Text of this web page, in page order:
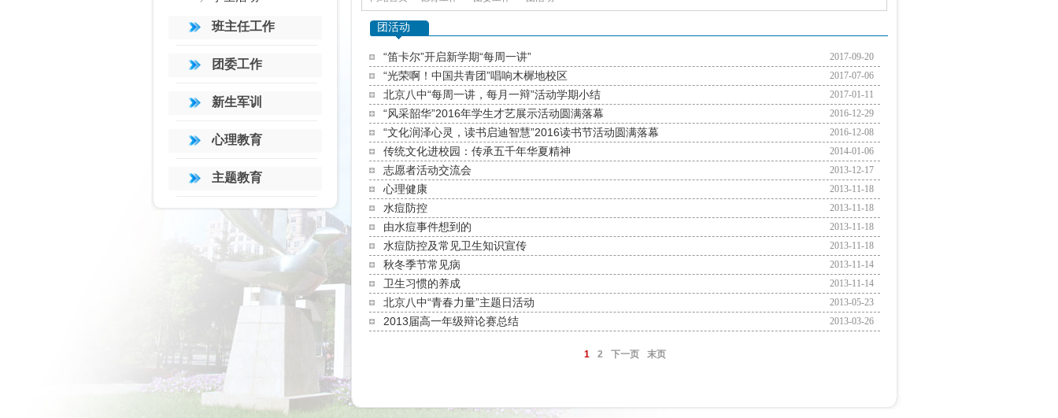
班主任工作
团委工作
新生军训
心理教育
主题教育
团活动
“笛卡尔”开启新学期“每周一讲” 2017-09-20
“光荣啊！中国共青团”唱响木樨地校区 2017-07-06
北京八中“每周一讲，每月一辩”活动学期小结 2017-01-11
“风采韶华”2016年学生才艺展示活动圆满落幕 2016-12-29
“文化润泽心灵，读书启迪智慧”2016读书节活动圆满落幕 2016-12-08
传统文化进校园：传承五千年华夏精神 2014-01-06
志愿者活动交流会 2013-12-17
心理健康 2013-11-18
水痘防控 2013-11-18
由水痘事件想到的 2013-11-18
水痘防控及常见卫生知识宣传 2013-11-18
秋冬季节常见病 2013-11-14
卫生习惯的养成 2013-11-14
北京八中“青春力量”主题日活动 2013-05-23
2013届高一年级辩论赛总结 2013-03-26
1 2 下一页 末页